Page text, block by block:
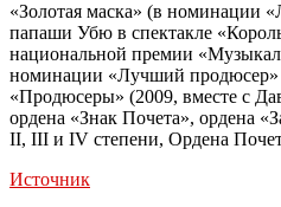
«Золотая маска» (в номинации
папаши Убю в спектакле
национальной премии
номинации «Лучший продюсер»
«Продюсеры» (2009, вместе с
ордена «Знак Почета», ордена
II, III и IV степени, Ордена
Источник